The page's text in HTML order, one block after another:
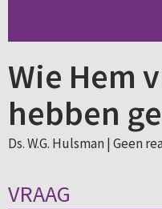
Wie Hem
hebben
Ds. W.G. Hulsman | Geen
VRAAG